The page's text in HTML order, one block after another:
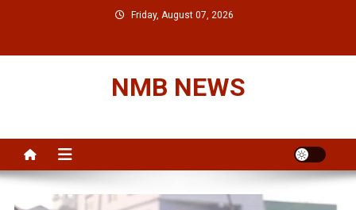
Friday, August 07, 2026
NMB NEWS